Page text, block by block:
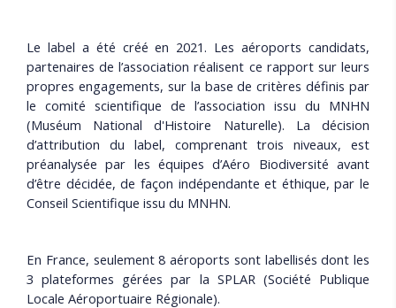
Le label a été créé en 2021. Les aéroports candidats,
partenaires de l’association réalisent ce rapport sur leurs
propres engagements, sur la base de critères définis par
le comité scientifique de l’association issu du MNHN
(Muséum National d'Histoire Naturelle). La décision
d’attribution du label, comprenant trois niveaux, est
préanalysée par les équipes d’Aéro Biodiversité avant
d’être décidée, de façon indépendante et éthique, par le
Conseil Scientifique issu du MNHN.
En France, seulement 8 aéroports sont labellisés dont les
3 plateformes gérées par la SPLAR (Société Publique
Locale Aéroportuaire Régionale).